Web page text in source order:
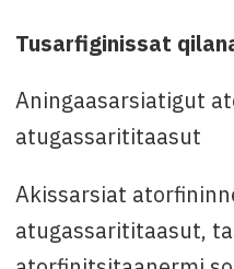
Tusarfiginissat
Aningaasarsiatigut
atugassarititaasut
Akissarsiat
atugassarititaasut,